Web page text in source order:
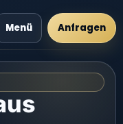
Menü Anfragen